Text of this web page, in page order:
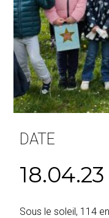
DATE
18.04.23
Sous le soleil, 114